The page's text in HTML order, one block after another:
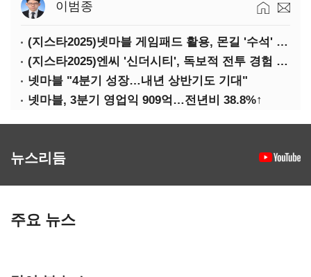
이범종
(지스타2025)넷마블 게임패드 활용, 몬길 '수석' 7대죄 '차석'
(지스타2025)엔씨 '신더시티', 독보적 전투 경험 필요
넷마블 "4분기 성장…내년 상반기도 기대"
넷마블, 3분기 영업익 909억…전년비 38.8%↑
뉴스리듬
주요 뉴스